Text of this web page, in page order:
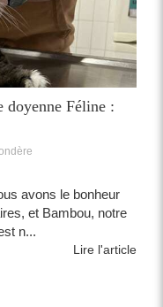
doyenne Féline :
avons le bonheur
et Bambou, notre
n...
Lire l'article